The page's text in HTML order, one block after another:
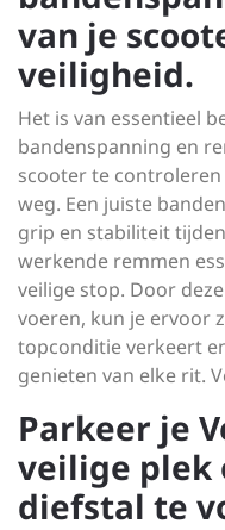
van je
veiligheid.
Het is van essentieel
bandenspanning en
scooter te
weg. Een juiste
grip en stabiliteit
werkende remmen
veilige stop. Door
voeren, kun je ervoor
topconditie verkeert
genieten van elke rit.
Parkeer je
veilige plek
diefstal te